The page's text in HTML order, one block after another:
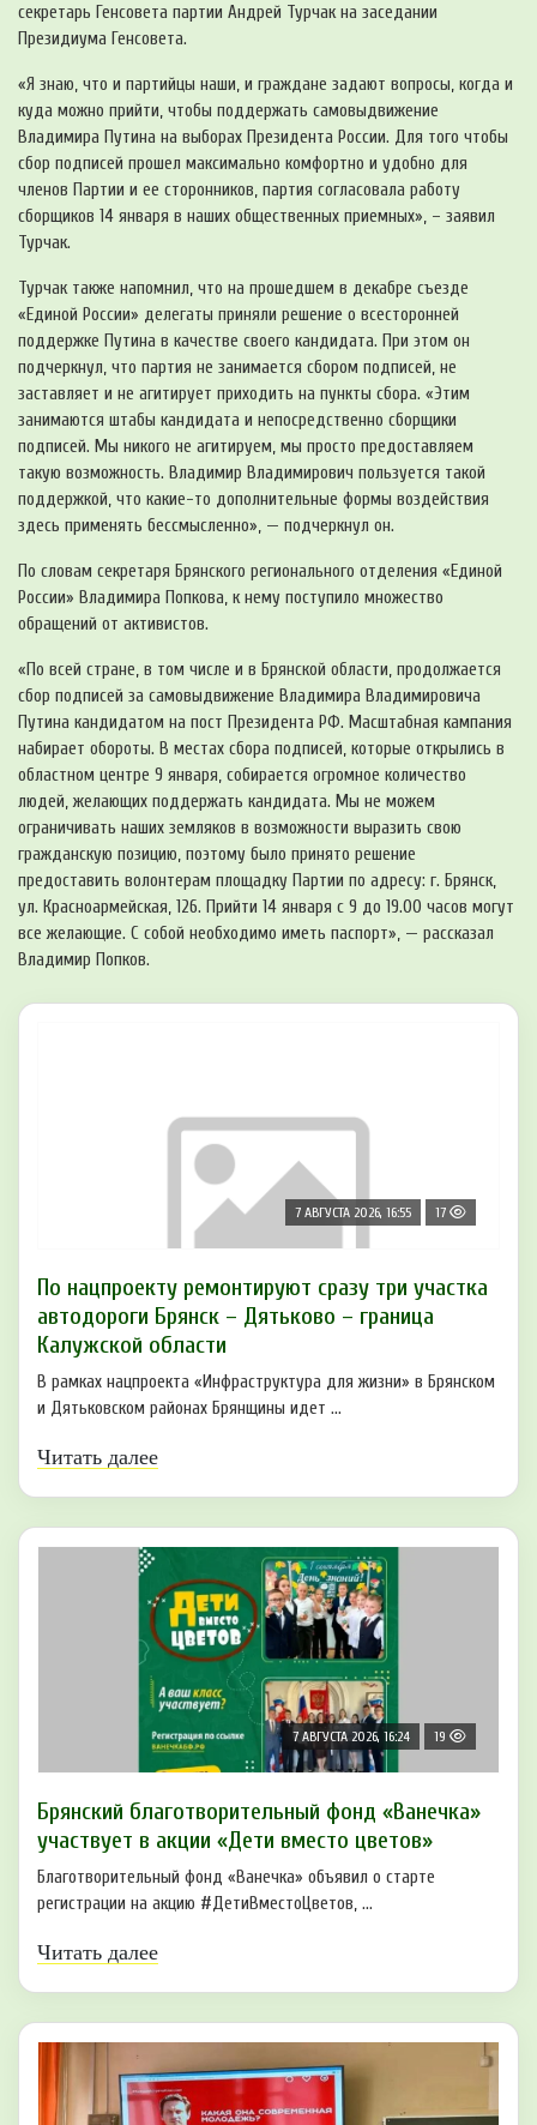
секретарь Генсовета партии Андрей Турчак на заседании
Президиума Генсовета.
«Я знаю, что и партийцы наши, и граждане задают вопросы, когда и
куда можно прийти, чтобы поддержать самовыдвижение
Владимира Путина на выборах Президента России. Для того чтобы
сбор подписей прошел максимально комфортно и удобно для
членов Партии и ее сторонников, партия согласовала работу
сборщиков 14 января в наших общественных приемных», – заявил
Турчак.
Турчак также напомнил, что на прошедшем в декабре съезде
«Единой России» делегаты приняли решение о всесторонней
поддержке Путина в качестве своего кандидата. При этом он
подчеркнул, что партия не занимается сбором подписей, не
заставляет и не агитирует приходить на пункты сбора. «Этим
занимаются штабы кандидата и непосредственно сборщики
подписей. Мы никого не агитируем, мы просто предоставляем
такую возможность. Владимир Владимирович пользуется такой
поддержкой, что какие-то дополнительные формы воздействия
здесь применять бессмысленно», — подчеркнул он.
По словам секретаря Брянского регионального отделения «Единой
России» Владимира Попкова, к нему поступило множество
обращений от активистов.
«По всей стране, в том числе и в Брянской области, продолжается
сбор подписей за самовыдвижение Владимира Владимировича
Путина кандидатом на пост Президента РФ. Масштабная кампания
набирает обороты. В местах сбора подписей, которые открылись в
областном центре 9 января, собирается огромное количество
людей, желающих поддержать кандидата. Мы не можем
ограничивать наших земляков в возможности выразить свою
гражданскую позицию, поэтому было принято решение
предоставить волонтерам площадку Партии по адресу: г. Брянск,
ул. Красноармейская, 126. Прийти 14 января с 9 до 19.00 часов могут
все желающие. С собой необходимо иметь паспорт», — рассказал
Владимир Попков.
7 АВГУСТА 2026, 16:55 17
По нацпроекту ремонтируют сразу три участка
автодороги Брянск – Дятьково – граница
Калужской области
В рамках нацпроекта «Инфраструктура для жизни» в Брянском
и Дятьковском районах Брянщины идет ...
Читать далее
7 АВГУСТА 2026, 16:24 19
Брянский благотворительный фонд «Ванечка»
участвует в акции «Дети вместо цветов»
Благотворительный фонд «Ванечка» объявил о старте
регистрации на акцию #ДетиВместоЦветов, ...
Читать далее